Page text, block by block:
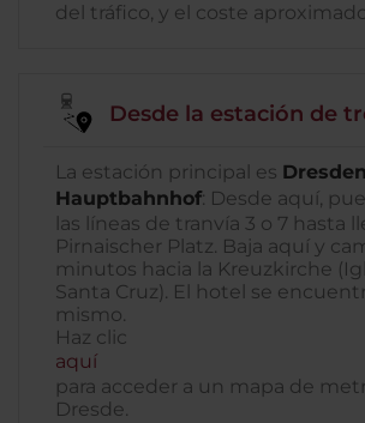
del tráfico, y el coste
Desde la estación de
La estación principal es Dresden
Hauptbahnhof: Desde aquí,
las líneas de tranvía 3 o 7 hasta
Pirnaischer Platz. Baja aquí y
minutos hacia la Kreuzkirche
Santa Cruz). El hotel se
mismo.
Haz clic
aquí
para acceder a un mapa de
Dresde.